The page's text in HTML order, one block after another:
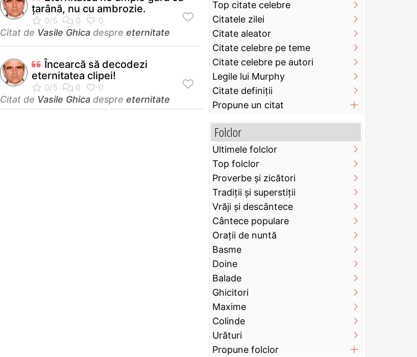
țarână, nu cu ambrozie.
Citat de Vasile Ghica despre eternitate
Încearcă să decodezi
eternitatea clipei!
Citat de Vasile Ghica despre eternitate
Top citate celebre
Citatele zilei
Citate aleator
Citate celebre pe teme
Citate celebre pe autori
Legile lui Murphy
Citate definiţii
Propune un citat
Folclor
Ultimele folclor
Top folclor
Proverbe și zicători
Tradiții și superstiții
Vrăji și descântece
Cântece populare
Orații de nuntă
Basme
Doine
Balade
Ghicitori
Maxime
Colinde
Urături
Propune folclor